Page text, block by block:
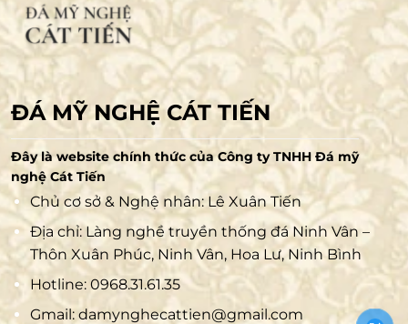
ĐÁ MỸ NGHỆ CÁT TIẾN
Đây là website chính thức của Công ty TNHH Đá mỹ
nghệ Cát Tiến
Chủ cơ sở & Nghệ nhân: Lê Xuân Tiến
Địa chỉ: Làng nghề truyền thống đá Ninh Vân –
Thôn Xuân Phúc, Ninh Vân, Hoa Lư, Ninh Bình
Hotline: 0968.31.61.35
Gmail: damynghecattien@gmail.com